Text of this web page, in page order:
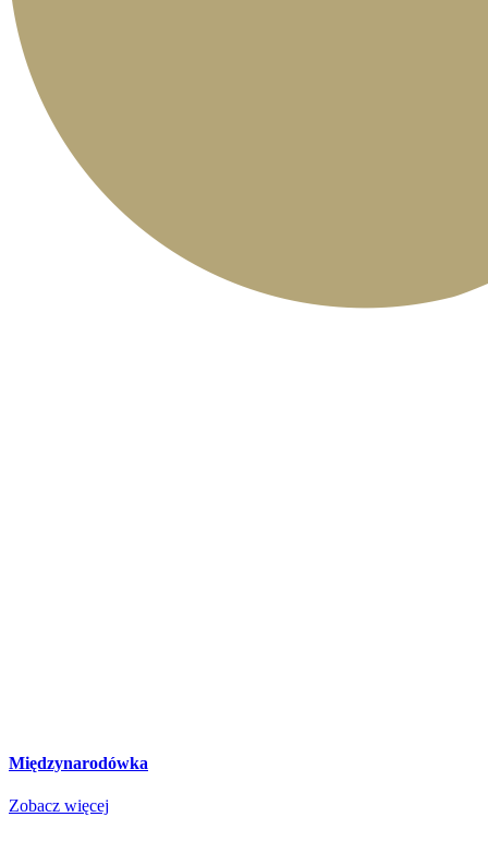
Międzynarodówka
Zobacz więcej